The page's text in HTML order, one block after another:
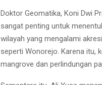
Doktor Geomatika, Koni Dwi
sangat penting untuk
wilayah yang mengalami
seperti Wonorejo. Karena itu,
mangrove dan perlindungan